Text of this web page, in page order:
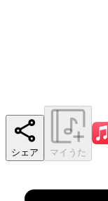
シェア マイうた